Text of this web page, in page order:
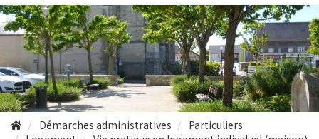
Démarches administratives
Particuliers